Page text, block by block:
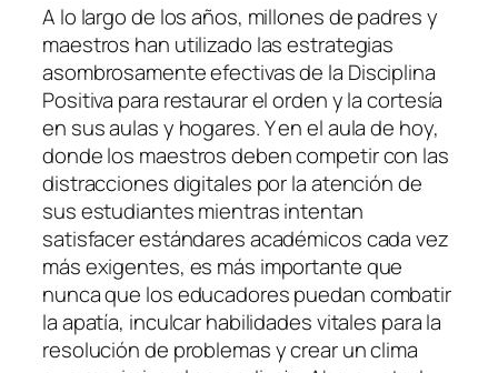
A lo largo de los años, millones de padres y
maestros han utilizado las estrategias
asombrosamente efectivas de la Disciplina
Positiva para restaurar el orden y la cortesía
en sus aulas y hogares. Y en el aula de hoy,
donde los maestros deben competir con las
distracciones digitales por la atención de
sus estudiantes mientras intentan
satisfacer estándares académicos cada vez
más exigentes, es más importante que
nunca que los educadores puedan combatir
la apatía, inculcar habilidades vitales para la
resolución de problemas y crear un clima